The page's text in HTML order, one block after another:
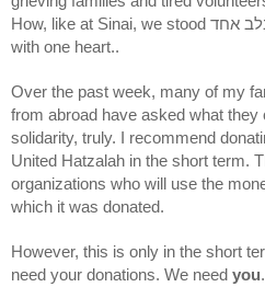
How, like at Sinai, we stood כאיש אחד בלב אחד, as single person
with one heart..
Over the past week, many of my
from abroad have asked what they
solidarity, truly. I recommend
United Hatzalah in the short term.
organizations who will use the
which it was donated.
However, this is only in the short
need your donations. We need you